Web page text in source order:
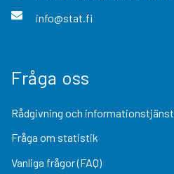
info@stat.fi
Fråga oss
Rådgivning och informationstjänst
Fråga om statistik
Vanliga frågor (FAQ)